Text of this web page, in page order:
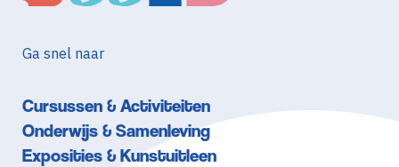
Ga snel naar
Cursussen & Activiteiten
Onderwijs & Samenleving
Exposities & Kunstuitleen